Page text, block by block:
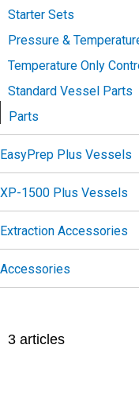
3 articles
Starter Sets
Pressure &
Temperature Only
Standard Vessel Parts
Parts
EasyPrep Plus Vessels
XP-1500 Plus Vessels
Extraction Accessories
Accessories